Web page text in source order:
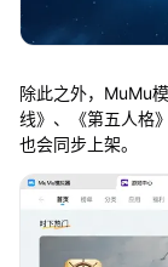
除此之外，MuMu
线》、《第五人格
也会同步上架。